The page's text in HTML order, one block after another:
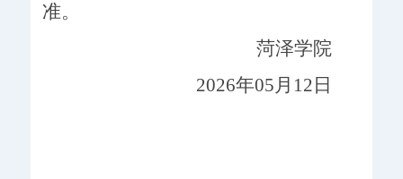
准。
菏泽学院
2026年05月12日